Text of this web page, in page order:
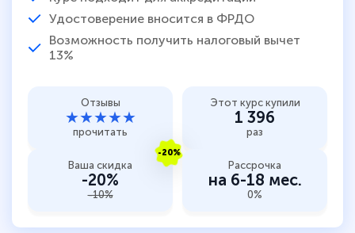
Удостоверение вносится в ФРДО
Возможность получить налоговый вычет
13%
Отзывы
★★★★★
прочитать
Этот курс купили
1 396
раз
-20%
Ваша скидка
-20%
-10%
Рассрочка
на 6-18 мес.
0%